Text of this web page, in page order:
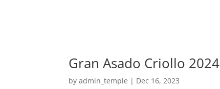
Gran Asado Criollo 2024
byadmin_temple | Dec 16, 2023